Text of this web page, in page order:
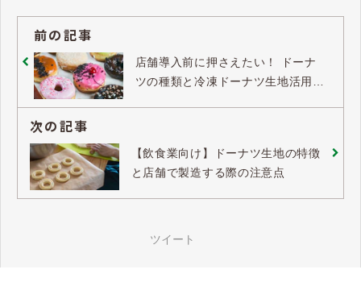
前の記事
店舗導入前に押さえたい！ ドーナ
ツの種類と冷凍ドーナツ生地活用の
次の記事
【飲食業向け】ドーナツ生地の特徴
と店舗で製造する際の注意点
ツイート